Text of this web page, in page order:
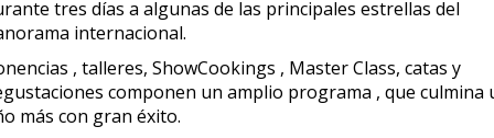
tres días a algunas de las principales estrellas del
internacional.
, talleres, ShowCookings , Master Class, catas y
componen un amplio programa , que culmina
más con gran éxito.